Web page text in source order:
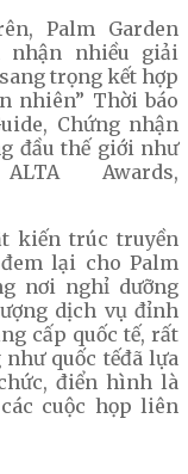
Palm Garden
nhận nhiều giải
trọng kết hợp
nhiên” Thời báo
Chứng nhận
đầu thế giới như
Awards,
kiến trúc truyền
lại cho Palm
nơi nghỉ dưỡng
dịch vụ đỉnh
cấp quốc tế, rất
quốc tếđã lựa
điển hình là
cuộc họp liên